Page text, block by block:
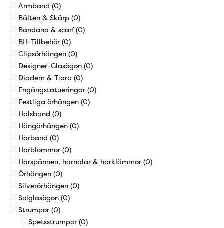
Armband (0)
Bälten & Skärp (0)
Bandana & scarf (0)
BH-Tillbehör (0)
Clipsörhängen (0)
Designer-Glasögon (0)
Diadem & Tiara (0)
Engångstatueringar (0)
Festliga örhängen (0)
Halsband (0)
Hängörhängen (0)
Hårband (0)
Hårblommor (0)
Hårspännen, hårnålar & hårklämmor (0)
Örhängen (0)
Silverörhängen (0)
Solglasögon (0)
Strumpor (0)
Spetsstrumpor (0)